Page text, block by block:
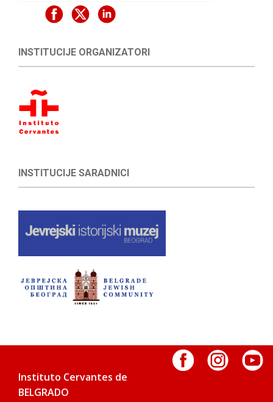
INSTITUCIJE ORGANIZATORI
INSTITUCIJE SARADNICI
Instituto Cervantes de
BELGRADO